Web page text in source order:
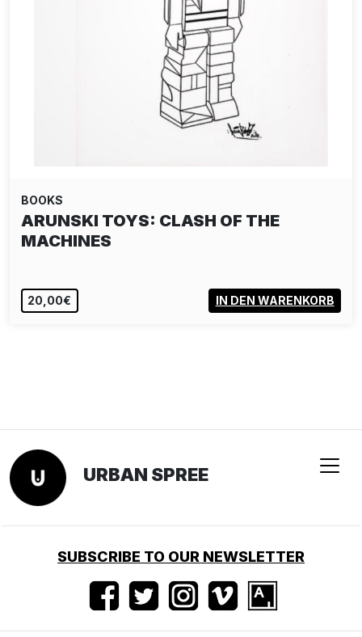
BOOKS
ARUNSKI TOYS: CLASH OF THE
MACHINES
20,00€ IN DEN WARENKORB
URBAN SPREE
SUBSCRIBE TO OUR NEWSLETTER